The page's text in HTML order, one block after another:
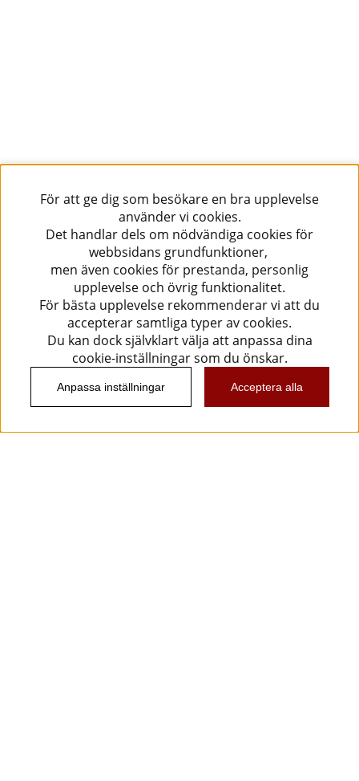
För att ge dig som besökare en bra upplevelse
använder vi cookies.
Det handlar dels om nödvändiga cookies för
webbsidans grundfunktioner,
men även cookies för prestanda, personlig
upplevelse och övrig funktionalitet.
För bästa upplevelse rekommenderar vi att du
accepterar samtliga typer av cookies.
Du kan dock självklart välja att anpassa dina
cookie-inställningar som du önskar.
Anpassa inställningar Acceptera alla